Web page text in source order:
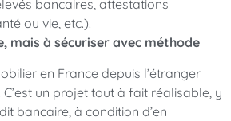
bancaires, attestations
ou vie, etc.).
mais à sécuriser avec méthode
en France depuis l’étranger
C’est un projet tout à fait réalisable, y
bancaire, à condition d’en